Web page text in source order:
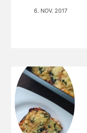
6. NOV. 2017